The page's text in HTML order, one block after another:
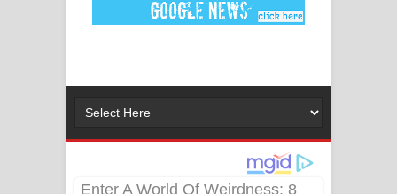
2026 football world cup song lyrics
අම්මා ගීතයේ පද පෙළ